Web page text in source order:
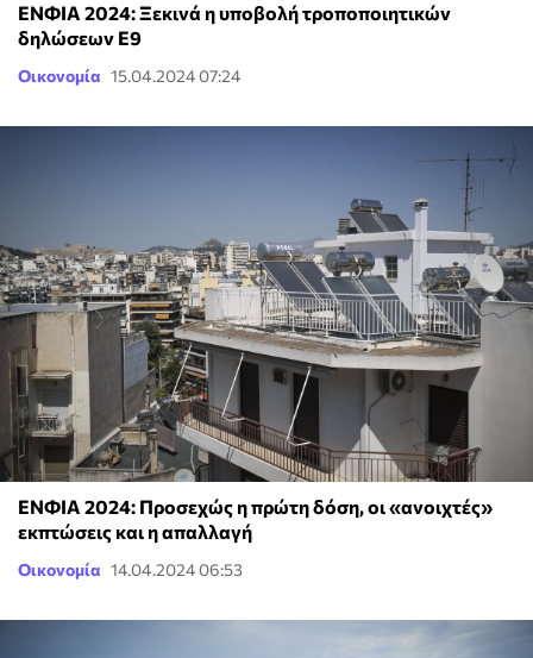
ΕΝΦΙΑ 2024: Ξεκινά η υποβολή τροποποιητικών
δηλώσεων Ε9
Οικονομία 15.04.2024 07:24
ΕΝΦΙΑ 2024: Προσεχώς η πρώτη δόση, οι «ανοιχτές»
εκπτώσεις και η απαλλαγή
Οικονομία 14.04.2024 06:53